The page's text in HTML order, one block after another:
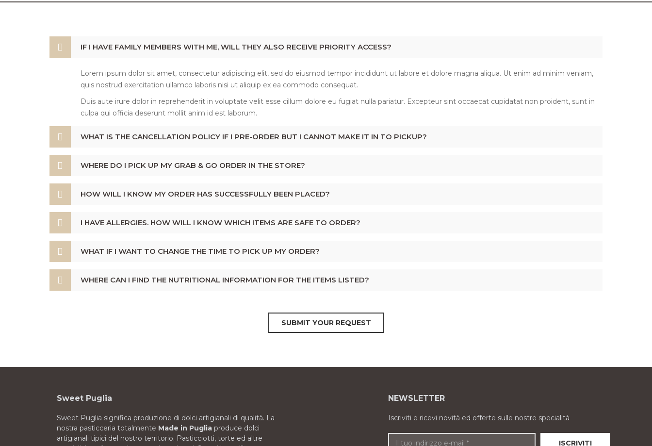
IF I HAVE FAMILY MEMBERS WITH ME, WILL THEY ALSO RECEIVE PRIORITY ACCESS?
Lorem ipsum dolor sit amet, consectetur adipiscing elit, sed do eiusmod tempor incididunt ut labore et dolore magna aliqua. Ut enim ad minim veniam,
quis nostrud exercitation ullamco laboris nisi ut aliquip ex ea commodo consequat.
Duis aute irure dolor in reprehenderit in voluptate velit esse cillum dolore eu fugiat nulla pariatur. Excepteur sint occaecat cupidatat non proident, sunt in
culpa qui officia deserunt mollit anim id est laborum.
WHAT IS THE CANCELLATION POLICY IF I PRE-ORDER BUT I CANNOT MAKE IT IN TO PICKUP?
WHERE DO I PICK UP MY GRAB & GO ORDER IN THE STORE?
HOW WILL I KNOW MY ORDER HAS SUCCESSFULLY BEEN PLACED?
I HAVE ALLERGIES. HOW WILL I KNOW WHICH ITEMS ARE SAFE TO ORDER?
WHAT IF I WANT TO CHANGE THE TIME TO PICK UP MY ORDER?
WHERE CAN I FIND THE NUTRITIONAL INFORMATION FOR THE ITEMS LISTED?
SUBMIT YOUR REQUEST
Sweet Puglia
Sweet Puglia significa produzione di dolci artigianali di qualità. La
nostra pasticceria totalmente Made in Puglia produce dolci
artigianali tipici del nostro territorio. Pasticciotti, torte ed altre
NEWSLETTER
Iscriviti e ricevi novità ed offerte sulle nostre specialità